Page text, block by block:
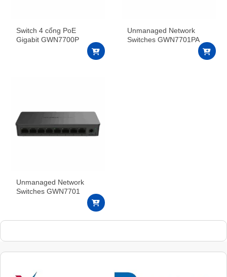
Switch 4 cổng PoE
Gigabit GWN7700P
Unmanaged Network
Switches GWN7701PA
Unmanaged Network
Switches GWN7701